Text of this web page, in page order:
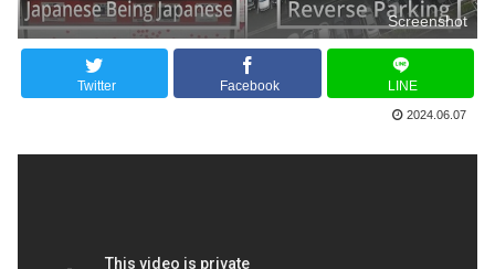
Screenshot
Twitter Facebook LINE
2024.06.07